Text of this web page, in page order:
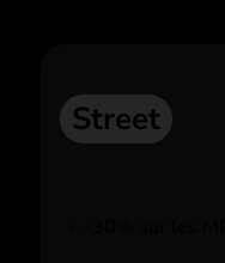
Street